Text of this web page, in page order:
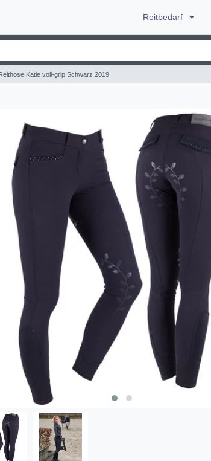
Reitbedarf
Katie voll-grip Schwarz 2019